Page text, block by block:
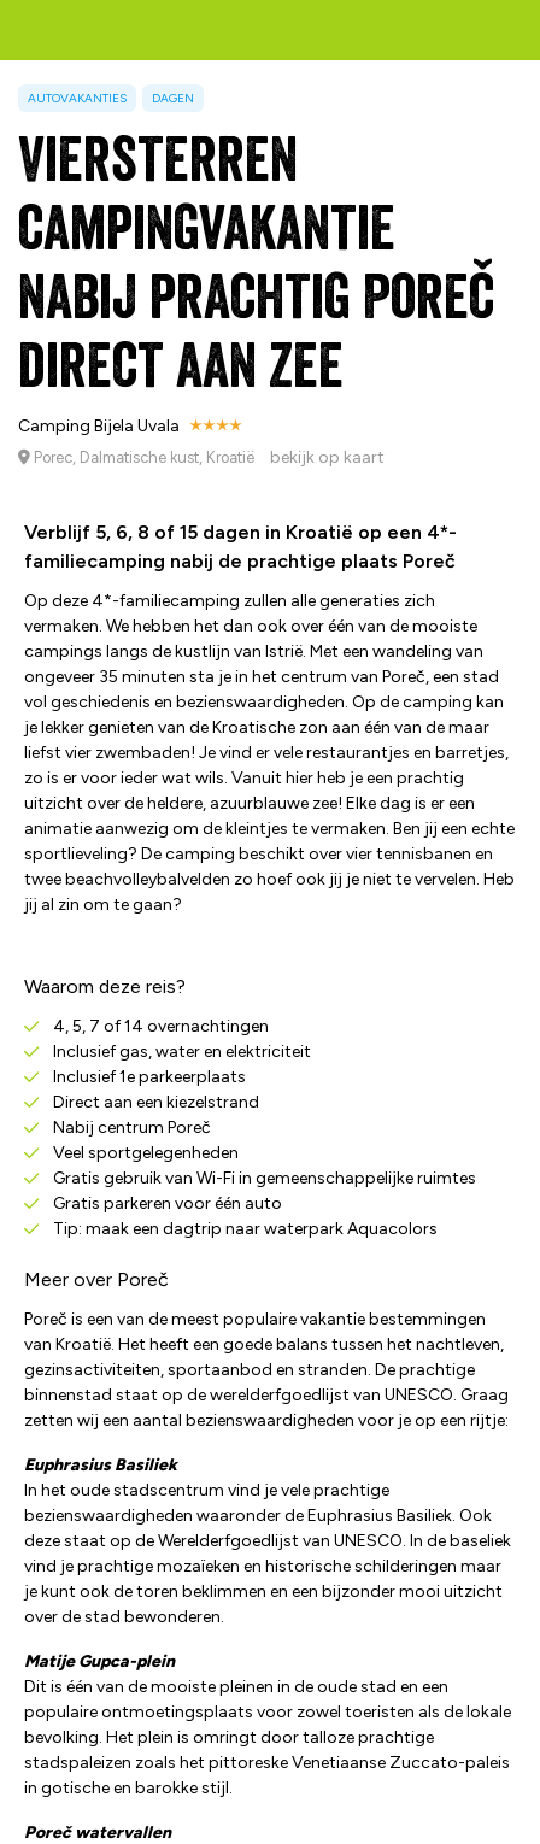
AUTOVAKANTIES DAGEN
Viersterren
campingvakantie
nabij prachtig Poreč
direct aan zee
Camping Bijela Uvala
Porec, Dalmatische kust, Kroatië bekijk op kaart
Verblijf 5, 6, 8 of 15 dagen in Kroatië op een 4*-
familiecamping nabij de prachtige plaats Poreč
Op deze 4*-familiecamping zullen alle generaties zich
vermaken. We hebben het dan ook over één van de mooiste
campings langs de kustlijn van Istrië. Met een wandeling van
ongeveer 35 minuten sta je in het centrum van Poreč, een stad
vol geschiedenis en bezienswaardigheden. Op de camping kan
je lekker genieten van de Kroatische zon aan één van de maar
liefst vier zwembaden! Je vind er vele restaurantjes en barretjes,
zo is er voor ieder wat wils. Vanuit hier heb je een prachtig
uitzicht over de heldere, azuurblauwe zee! Elke dag is er een
animatie aanwezig om de kleintjes te vermaken. Ben jij een echte
sportlieveling? De camping beschikt over vier tennisbanen en
twee beachvolleybalvelden zo hoef ook jij je niet te vervelen. Heb
jij al zin om te gaan?
Waarom deze reis?
4, 5, 7 of 14 overnachtingen
Inclusief gas, water en elektriciteit
Inclusief 1e parkeerplaats
Direct aan een kiezelstrand
Nabij centrum Poreč
Veel sportgelegenheden
Gratis gebruik van Wi-Fi in gemeenschappelijke ruimtes
Gratis parkeren voor één auto
Tip: maak een dagtrip naar waterpark Aquacolors
Meer over Poreč
Poreč is een van de meest populaire vakantie bestemmingen
van Kroatië. Het heeft een goede balans tussen het nachtleven,
gezinsactiviteiten, sportaanbod en stranden. De prachtige
binnenstad staat op de werelderfgoedlijst van UNESCO. Graag
zetten wij een aantal bezienswaardigheden voor je op een rijtje:
Euphrasius Basiliek
In het oude stadscentrum vind je vele prachtige
bezienswaardigheden waaronder de Euphrasius Basiliek. Ook
deze staat op de Werelderfgoedlijst van UNESCO. In de baseliek
vind je prachtige mozaïeken en historische schilderingen maar
je kunt ook de toren beklimmen en een bijzonder mooi uitzicht
over de stad bewonderen.
Matije Gupca-plein
Dit is één van de mooiste pleinen in de oude stad en een
populaire ontmoetingsplaats voor zowel toeristen als de lokale
bevolking. Het plein is omringt door talloze prachtige
stadspaleizen zoals het pittoreske Venetiaanse Zuccato-paleis
in gotische en barokke stijl.
Poreč watervallen